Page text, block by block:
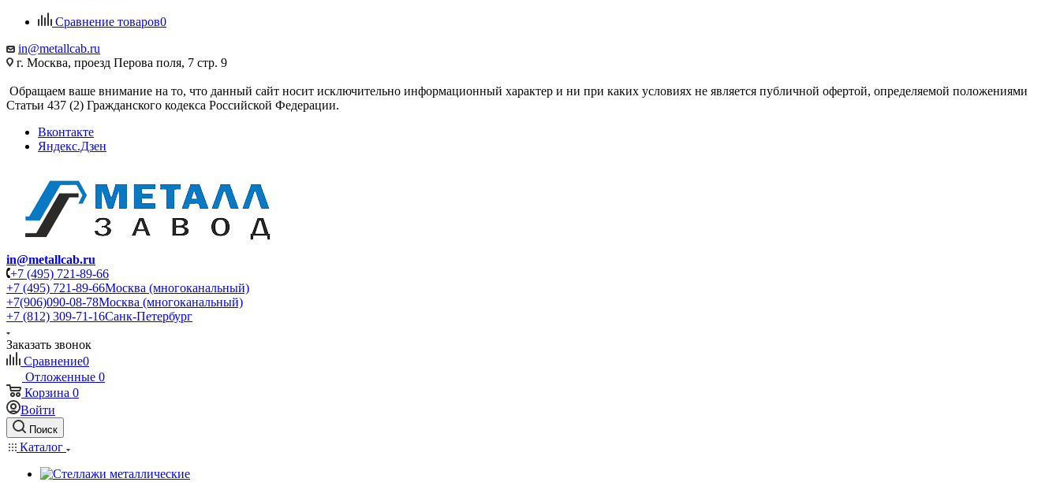
Сравнение товаров0
in@metallcab.ru
г. Москва, проезд Перова поля, 7 стр. 9
Обращаем ваше внимание на то, что данный сайт носит исключительно информационный характер и ни при каких условиях не является публичной офертой, определяемой положениями
Статьи 437 (2) Гражданского кодекса Российской Федерации.
Вконтакте
Яндекс.Дзен
in@metallcab.ru
+7 (495) 721-89-66
+7 (495) 721-89-66Москва (многоканальный)
+7(906)090-08-78Москва (многоканальный)
+7 (812) 309-71-16Санк-Петербург
Заказать звонок
Сравнение0
Отложенные 0
Корзина 0
Войти
Поиск
Каталог